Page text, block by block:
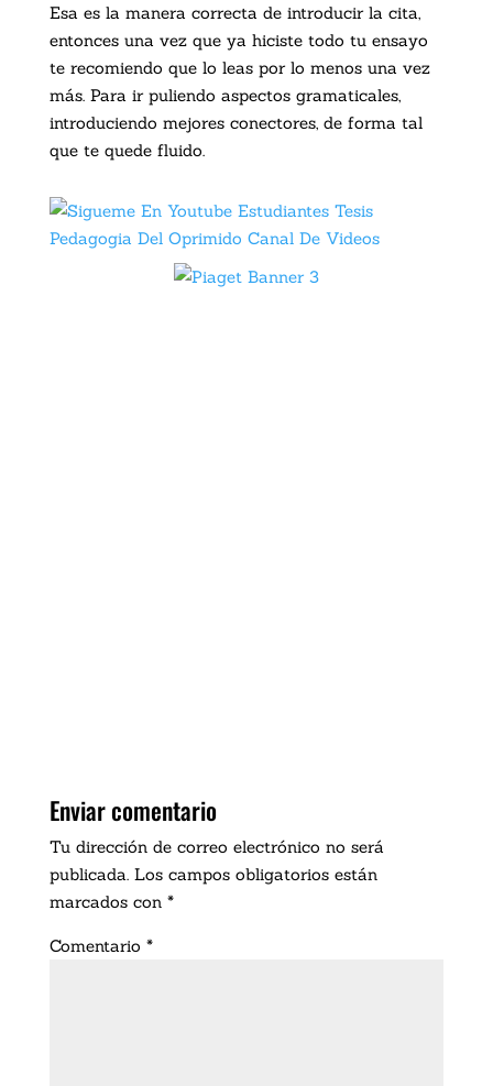
Esa es la manera correcta de introducir la cita,
entonces una vez que ya hiciste todo tu ensayo
te recomiendo que lo leas por lo menos una vez
más. Para ir puliendo aspectos gramaticales,
introduciendo mejores conectores, de forma tal
que te quede fluido.
Enviar comentario
Tu dirección de correo electrónico no será
publicada. Los campos obligatorios están
marcados con *
Comentario *